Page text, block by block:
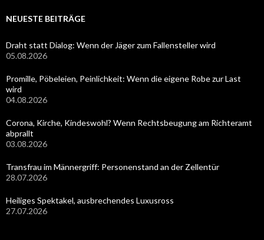
NEUESTE BEITRÄGE
Draht statt Dialog: Wenn der Jäger zum Fallensteller wird
05.08.2026
Promille, Pöbeleien, Peinlichkeit: Wenn die eigene Robe zur Last
wird
04.08.2026
Corona, Kirche, Kindeswohl? Wenn Rechtsbeugung am Richteramt
abprallt
03.08.2026
Transfrau im Männergriff: Personenstand an der Zellentür
28.07.2026
Heiliges Spektakel, ausbrechendes Luxusross
27.07.2026